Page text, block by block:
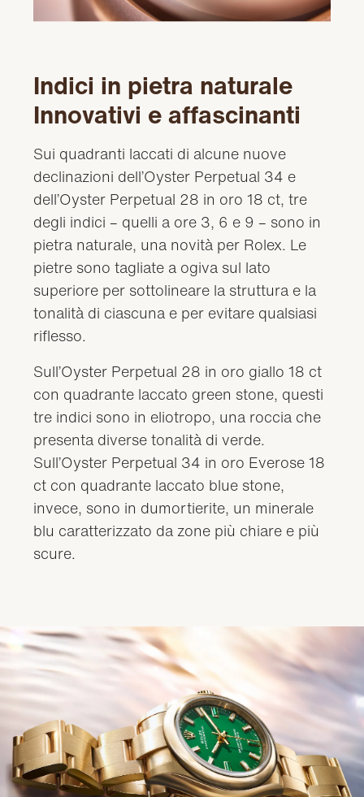
Indici in pietra naturale
Innovativi e affascinanti
Sui quadranti laccati di alcune nuove
declinazioni dell’Oyster Perpetual 34 e
dell’Oyster Perpetual 28 in oro 18 ct, tre
degli indici – quelli a ore 3, 6 e 9 – sono in
pietra naturale, una novità per Rolex. Le
pietre sono tagliate a ogiva sul lato
superiore per sottolineare la struttura e la
tonalità di ciascuna e per evitare qualsiasi
riflesso.
Sull’Oyster Perpetual 28 in oro giallo 18 ct
con quadrante laccato green stone, questi
tre indici sono in eliotropo, una roccia che
presenta diverse tonalità di verde.
Sull’Oyster Perpetual 34 in oro Everose 18
ct con quadrante laccato blue stone,
invece, sono in dumortierite, un minerale
blu caratterizzato da zone più chiare e più
scure.